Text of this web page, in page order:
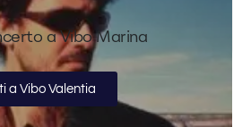
a Vibo Marina
a Vibo Valentia